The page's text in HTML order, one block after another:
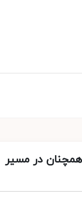
منتشر شد؛ همچنان در مسیر